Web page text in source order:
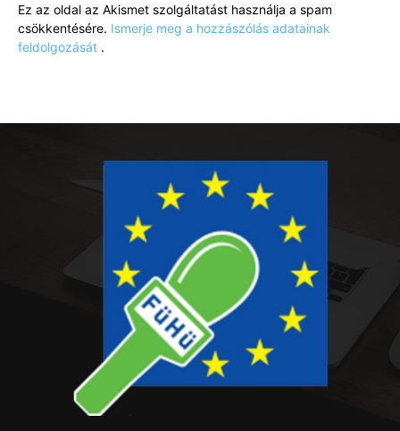
Ez az oldal az Akismet szolgáltatást használja a spam
csökkentésére. Ismerje meg a hozzászólás adatainak
feldolgozását .